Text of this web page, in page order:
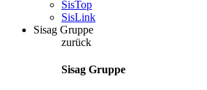
SisTop
SisLink
Sisag Gruppe
zurück
Sisag Gruppe